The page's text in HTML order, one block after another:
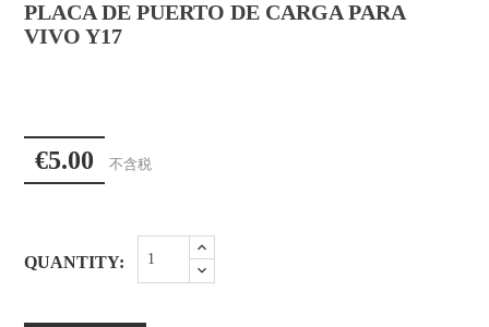
PLACA DE PUERTO DE CARGA PARA
VIVO Y17
€5.00 不含税
QUANTITY: